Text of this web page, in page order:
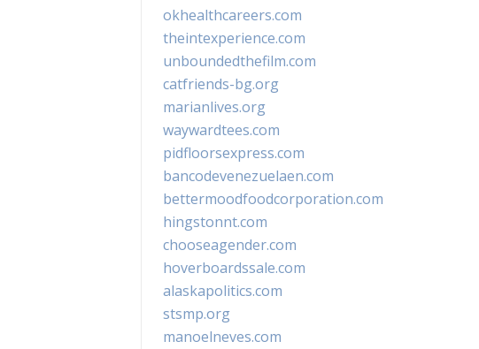
okhealthcareers.com
theintexperience.com
unboundedthefilm.com
catfriends-bg.org
marianlives.org
waywardtees.com
pidfloorsexpress.com
bancodevenezuelaen.com
bettermoodfoodcorporation.com
hingstonnt.com
chooseagender.com
hoverboardssale.com
alaskapolitics.com
stsmp.org
manoelneves.com